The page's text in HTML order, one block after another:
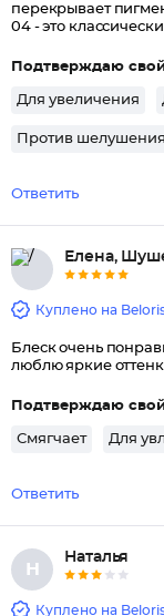
перекрывает
04 - это
Подтверждаю
Для увеличения
Против шелушения
Ответить
Елена,
Куплено на
Блеск очень
люблю яркие
Подтверждаю
Смягчает Для
Ответить
Н
Наталья
Куплено на